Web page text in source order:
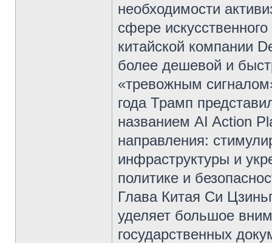
необходимости
сфере
китайской компании
более дешевой и
«тревожным
года Трамп
названием AI Action
направления:
инфраструктуры и
политике и
Глава Китая Си
уделяет большое
государственных